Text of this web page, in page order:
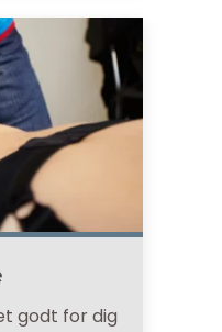
godt for dig